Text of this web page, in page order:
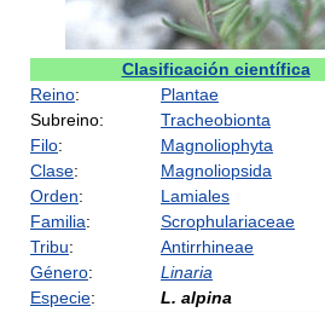
Clasificación científica
Reino:
Plantae
Subreino:
Tracheobionta
Filo:
Magnoliophyta
Clase:
Magnoliopsida
Orden:
Lamiales
Familia:
Scrophulariaceae
Tribu:
Antirrhineae
Género:
Linaria
Especie:
L. alpina